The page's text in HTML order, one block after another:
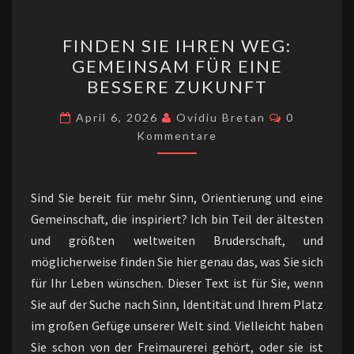
SIE
IHREN
WEG:
GEMEINSAM
FÜR
EINE
ZUKUNFT
FINDEN SIE IHREN WEG:
GEMEINSAM FÜR EINE
BESSERE ZUKUNFT
April 6, 2026 Ovidiu Bretan
0
Kommentare
Sind Sie bereit für mehr Sinn, Orientierung und eine
Gemeinschaft, die inspiriert? Ich bin Teil der ältesten
und größten weltweiten Bruderschaft, und
möglicherweise finden Sie hier genau das, was Sie sich
für Ihr Leben wünschen. Dieser Text ist für Sie, wenn
Sie auf der Suche nach Sinn, Identität und Ihrem Platz
im großen Gefüge unserer Welt sind. Vielleicht haben
Sie schon von der Freimaurerei gehört, oder sie ist